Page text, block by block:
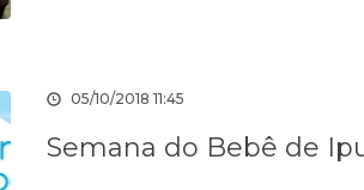
05/10/2018 11:45
Semana do Bebê de